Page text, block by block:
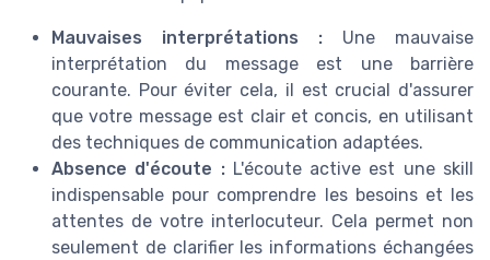
Mauvaises interprétations : Une mauvaise
interprétation du message est une barrière
courante. Pour éviter cela, il est crucial d'assurer
que votre message est clair et concis, en utilisant
des techniques de communication adaptées.
Absence d'écoute :L'écoute active est une skill
indispensable pour comprendre les besoins et les
attentes de votre interlocuteur. Cela permet non
seulement de clarifier les informations échangées